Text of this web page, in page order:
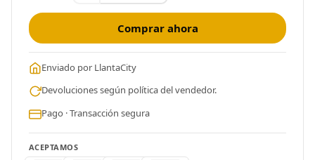
Comprar ahora
Enviado por LlantaCity
Devoluciones según política del vendedor.
Pago · Transacción segura
ACEPTAMOS